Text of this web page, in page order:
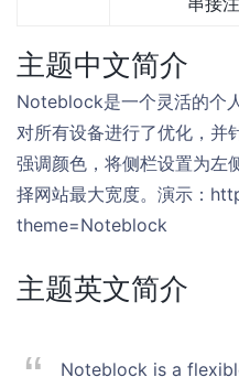
主题中文简介
Noteblock是一个灵活的个
对所有设备进行了优化，并
强调颜色，将侧栏设置为左
择网站最大宽度。演示：
theme=Noteblock
主题英文简介
Noteblock is a